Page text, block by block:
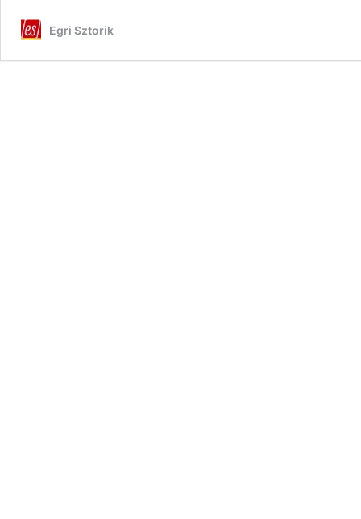
Egri Sztorik